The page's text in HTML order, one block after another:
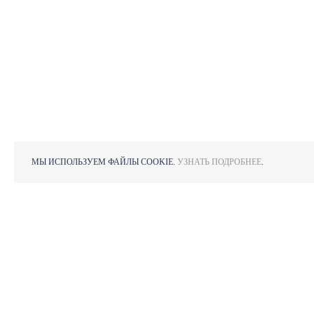
МЫ ИСПОЛЬЗУЕМ ФАЙЛЫ COOKIE. УЗНАТЬ ПОДРОБНЕЕ.